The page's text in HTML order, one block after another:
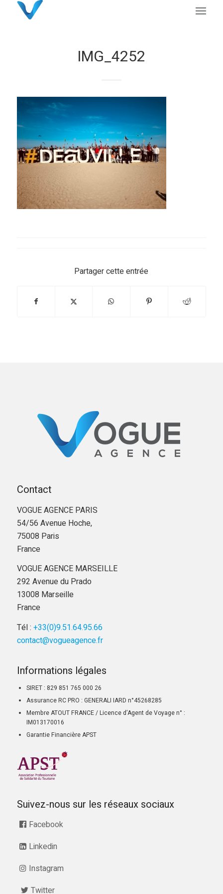
IMG_4252
Partager cette entrée
Contact
VOGUE AGENCE PARIS
54/56 Avenue Hoche,
75008 Paris
France
VOGUE AGENCE MARSEILLE
292 Avenue du Prado
13008 Marseille
France
Tél : +33(0)9.51.64.95.66
contact@vogueagence.fr
Informations légales
SIRET : 829 851 765 000 26
Assurance RC PRO : GENERALI IARD n°45268285
Membre ATOUT FRANCE / Licence d’Agent de Voyage n° :
IM013170016
Garantie Financière APST
Suivez-nous sur les réseaux sociaux
Facebook
Linkedin
Instagram
Twitter